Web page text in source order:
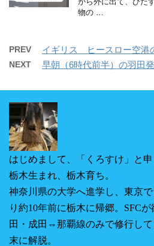
物の …
PREV イギリス ヒースロー空港
NEXT 早朝（6時代前半）の羽田
はじめまして、「くろすけ」と申
栃木生まれ、栃木育ち。
神奈川県の大学へ進学し、東京
り約10年前に栃木に帰郷。SFC
田・成田⇔那覇線のみで修行し
末に解脱。